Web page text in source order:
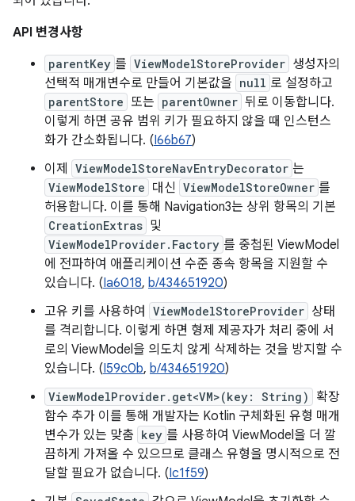
API 변경사항
parentKey 를 ViewModelStoreProvider 생성자의
선택적 매개변수로 만들어 기본값을 null 로 설정하고
parentStore 또는 parentOwner 뒤로 이동합니다.
이렇게 하면 공유 범위 키가 필요하지 않을 때 인스턴스
화가 간소화됩니다. (I66b67)
이제
ViewModelStoreNavEntryDecorator 는
ViewModelStore 대신 ViewModelStoreOwner 를
허용합니다. 이를 통해 Navigation3는 상위 항목의 기본
CreationExtras 및
ViewModelProvider.Factory 를 중첩된 ViewModel
에 전파하여 애플리케이션 수준 종속 항목을 지원할 수
있습니다. (Ia6018, b/434651920)
고유 키를 사용하여
ViewModelStoreProvider 상태
를 격리합니다. 이렇게 하면 형제 제공자가 처리 중에 서
로의 ViewModel을 의도치 않게 삭제하는 것을 방지할 수
있습니다. (I59c0b, b/434651920)
ViewModelProvider.get<VM>(key: String)
확장
함수 추가 이를 통해 개발자는 Kotlin 구체화된 유형 매개
변수가 있는 맞춤 key 를 사용하여 ViewModel을 더 깔
끔하게 가져올 수 있으므로 클래스 유형을 명시적으로 전
달할 필요가 없습니다. (Ic1f59)